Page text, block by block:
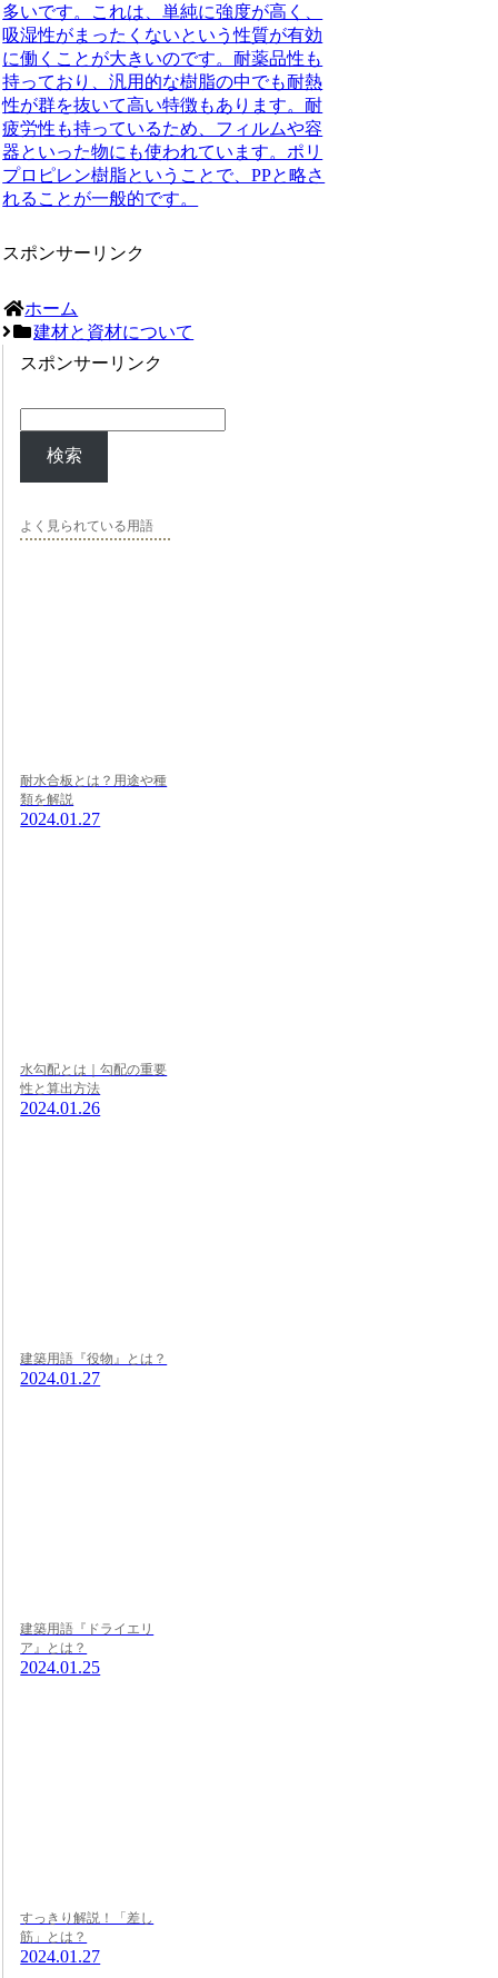
多いです。これは、単純に強度が高く、
吸湿性がまったくないという性質が有効
に働くことが大きいのです。耐薬品性も
持っており、汎用的な樹脂の中でも耐熱
性が群を抜いて高い特徴もあります。耐
疲労性も持っているため、フィルムや容
器といった物にも使われています。ポリ
プロピレン樹脂ということで、PPと略さ
れることが一般的です。
スポンサーリンク
ホーム
建材と資材について
スポンサーリンク
検索
よく見られている用語
耐水合板とは？用途や種
類を解説
2024.01.27
水勾配とは｜勾配の重要
性と算出方法
2024.01.26
建築用語『役物』とは？
2024.01.27
建築用語『ドライエリ
ア』とは？
2024.01.25
すっきり解説！「差し
筋」とは？
2024.01.27